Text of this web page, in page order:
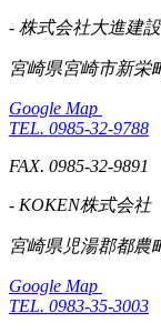
- 株式会社大進建設
宮崎県宮崎市新栄
Google Map
TEL. 0985-32-9788
FAX. 0985-32-9891
- KOKEN株式会社
宮崎県児湯郡都農
Google Map
TEL. 0983-35-3003